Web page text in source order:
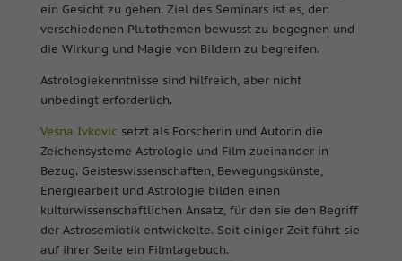
ein Gesicht zu geben. Ziel des Seminars ist es, den
verschiedenen Plutothemen bewusst zu begegnen und
die Wirkung und Magie von Bildern zu begreifen.
Astrologiekenntnisse sind hilfreich, aber nicht
unbedingt erforderlich.
Vesna Ivkovic setzt als Forscherin und Autorin die
Zeichensysteme Astrologie und Film zueinander in
Bezug. Geisteswissenschaften, Bewegungskünste,
Energiearbeit und Astrologie bilden einen
kulturwissenschaftlichen Ansatz, für den sie den Begriff
der Astrosemiotik entwickelte. Seit einiger Zeit führt sie
auf ihrer Seite ein Filmtagebuch.